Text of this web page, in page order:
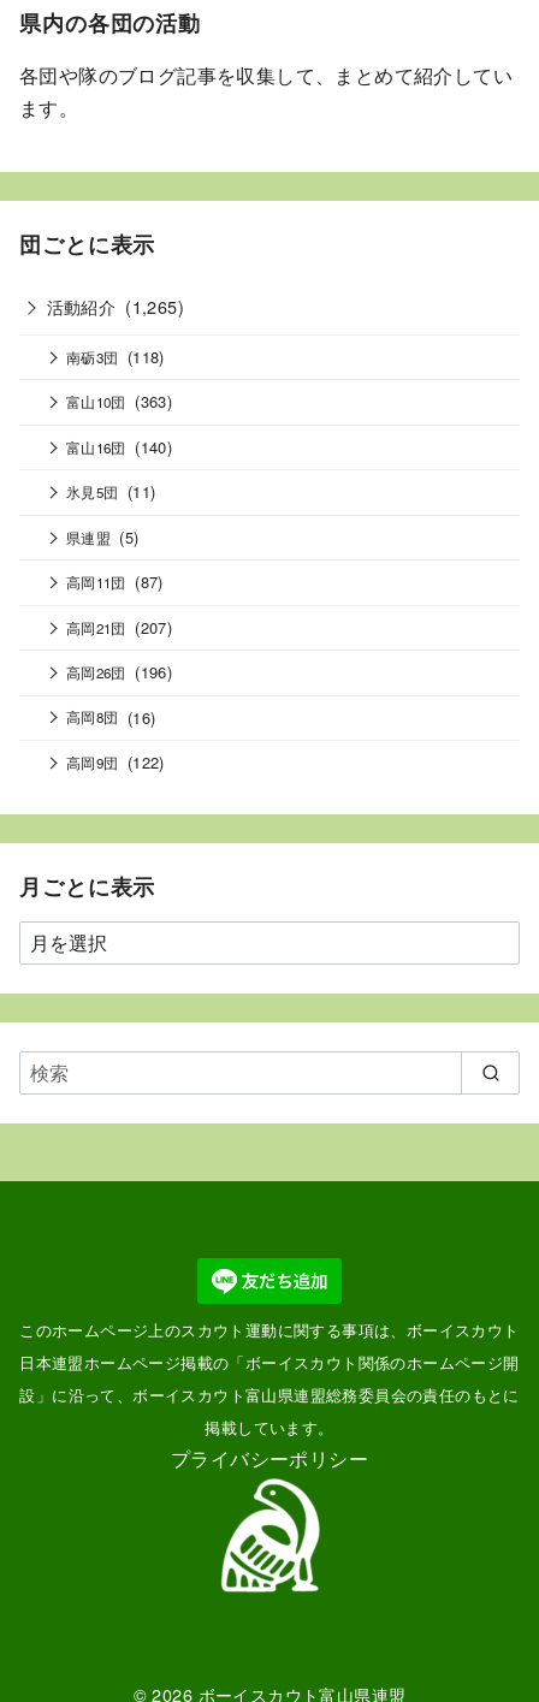
県内の各団の活動
各団や隊のブログ記事を収集して、まとめて紹介してい
ます。
団ごとに表示
活動紹介 (1,265)
南砺3団 (118)
富山10団 (363)
富山16団 (140)
氷見5団 (11)
県連盟 (5)
高岡11団 (87)
高岡21団 (207)
高岡26団 (196)
高岡8団 (16)
高岡9団 (122)
月ごとに表示
月
ご
と
表
示
このホームページ上のスカウト運動に関する事項は、ボーイスカウト
日本連盟ホームページ掲載の「ボーイスカウト関係のホームページ開
設 」に沿って、ボーイスカウト富山県連盟総務委員会の責任のもとに
掲載しています。
プライバシーポリシー
© 2026 ボーイスカウト富山県連盟